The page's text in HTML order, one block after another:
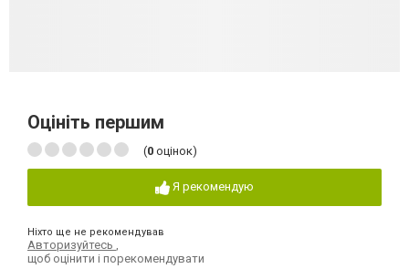
Оцініть першим
(0 оцінок)
Я рекомендую
Ніхто ще не рекомендував
Авторизуйтесь
щоб оцінити і порекомендувати